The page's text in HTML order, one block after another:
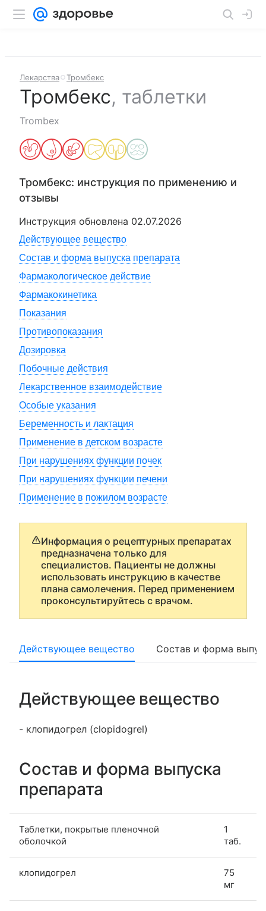
Лекарства Тромбекс
Тромбекс, таблетки
Trombex
Тромбекс: инструкция по применению и
отзывы
Инструкция обновлена 02.07.2026
Действующее вещество
Состав и форма выпуска препарата
Фармакологическое действие
Фармакокинетика
Показания
Противопоказания
Дозировка
Побочные действия
Лекарственное взаимодействие
Особые указания
Беременность и лактация
Применение в детском возрасте
При нарушениях функции почек
При нарушениях функции печени
Применение в пожилом возрасте
Информация о рецептурных препаратах
предназначена только для
специалистов. Пациенты не должны
использовать инструкцию в качестве
плана самолечения. Перед применением
проконсультируйтесь с врачом.
Действующее вещество Состав и форма
Действующее вещество
- клопидогрел (clopidogrel)
Состав и форма выпуска
препарата
Таблетки, покрытые пленочной
оболочкой
1
таб.
клопидогрел
75
мг